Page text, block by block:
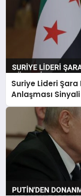
Suriye Lideri Şara
Anlaşması